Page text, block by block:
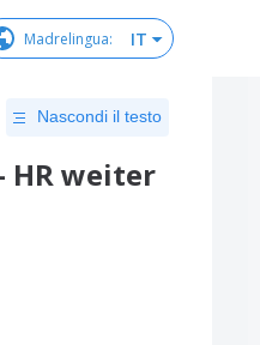
Madrelingua: IT
Nascondi il testo
HR weiter